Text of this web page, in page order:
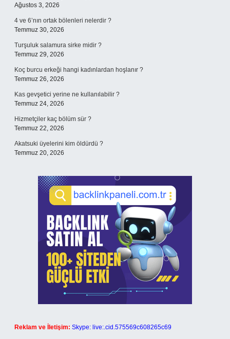
Ağustos 3, 2026
4 ve 6’nın ortak bölenleri nelerdir ?
Temmuz 30, 2026
Turşuluk salamura sirke midir ?
Temmuz 29, 2026
Koç burcu erkeği hangi kadınlardan hoşlanır ?
Temmuz 26, 2026
Kas gevşetici yerine ne kullanılabilir ?
Temmuz 24, 2026
Hizmetçiler kaç bölüm sür ?
Temmuz 22, 2026
Akatsuki üyelerini kim öldürdü ?
Temmuz 20, 2026
Reklam ve İletişim: Skype: live:.cid.575569c608265c69